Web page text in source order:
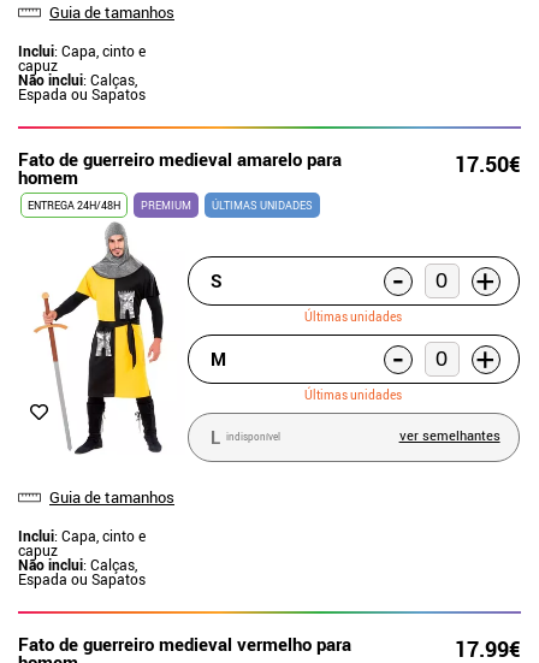
Guia de tamanhos
Inclui: Capa, cinto e
capuz
Não inclui: Calças,
Espada ou Sapatos
Fato de guerreiro medieval amarelo para
homem 17.50€
ENTREGA 24H/48H PREMIUM ÚLTIMAS UNIDADES
Guia de tamanhos
Inclui: Capa, cinto e
capuz
Não inclui: Calças,
Espada ou Sapatos
S - +
Últimas unidades
M - +
Últimas unidades
L indisponível ver semelhantes
Fato de guerreiro medieval vermelho para 17.99€